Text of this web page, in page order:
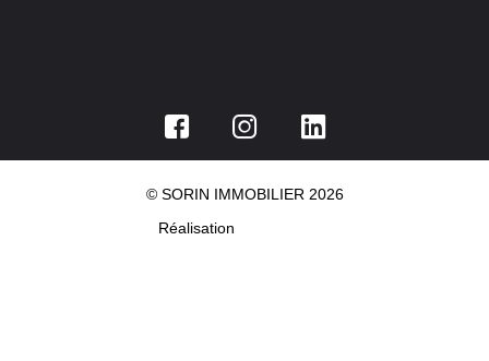
© SORIN IMMOBILIER 2026
Réalisation